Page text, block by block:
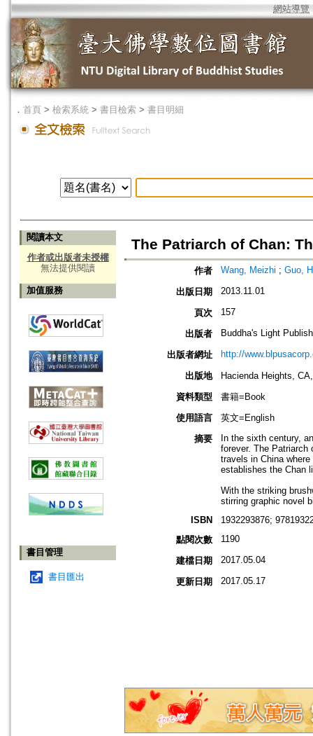
網站導覽
． 首頁 > 檢索系統 > 書目檢索 > 書目明細
閱讀本文
作者或出版者未授權
無法提供閱讀
加值服務
書目管理
書目匯出
The Patriarch of Chan:
作者 Wang, Meizhi ; Guo,
出版日期 2013.11.01
頁次 157
出版者 Buddha's Light
出版者網址 http://
出版地
Hacienda Heights,
資料類型
書籍=Book
使用語言
英文=English
摘要
In the sixth century,
forever. The
travels in China
establishes the Chan
With the striking
stirring graphic novel
ISBN
1932293876;
點閱次數
1190
建檔日期 2017.05.04
更新日期 2017.05.17